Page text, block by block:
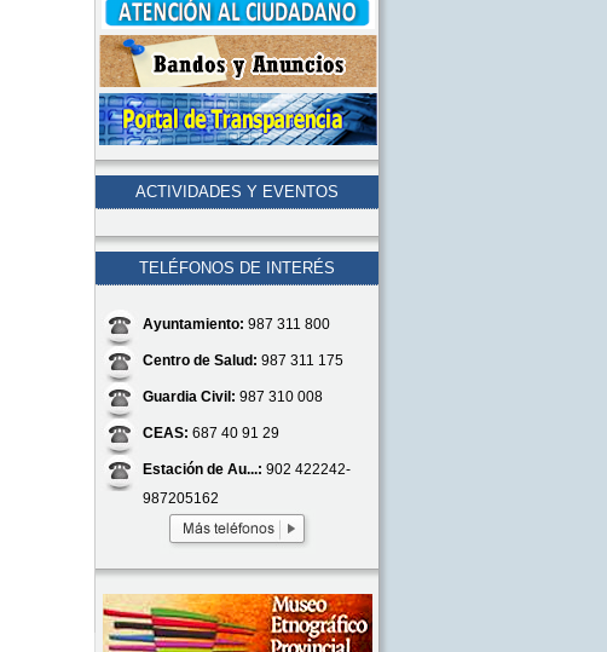
ACTIVIDADES Y EVENTOS
TELÉFONOS DE INTERÉS
Ayuntamiento: 987 311 800
Centro de Salud: 987 311 175
Guardia Civil: 987 310 008
CEAS: 687 40 91 29
Estación de Au...: 902 422242-
987205162